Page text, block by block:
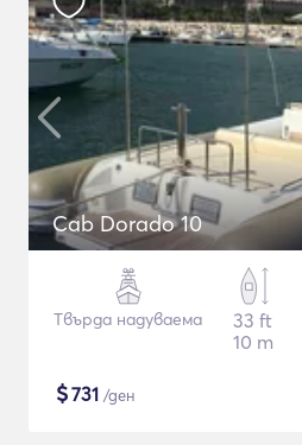
Cab Dorado 10
Твърда надуваема
33 ft
10 m
$731 /ден